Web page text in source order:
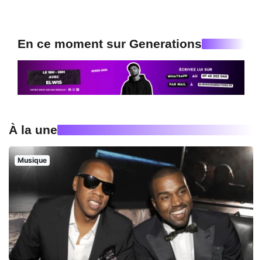
En ce moment sur Generations
À la une
Musique